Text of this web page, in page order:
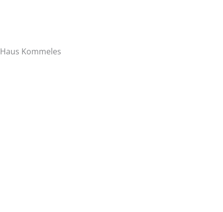
Haus Kommeles